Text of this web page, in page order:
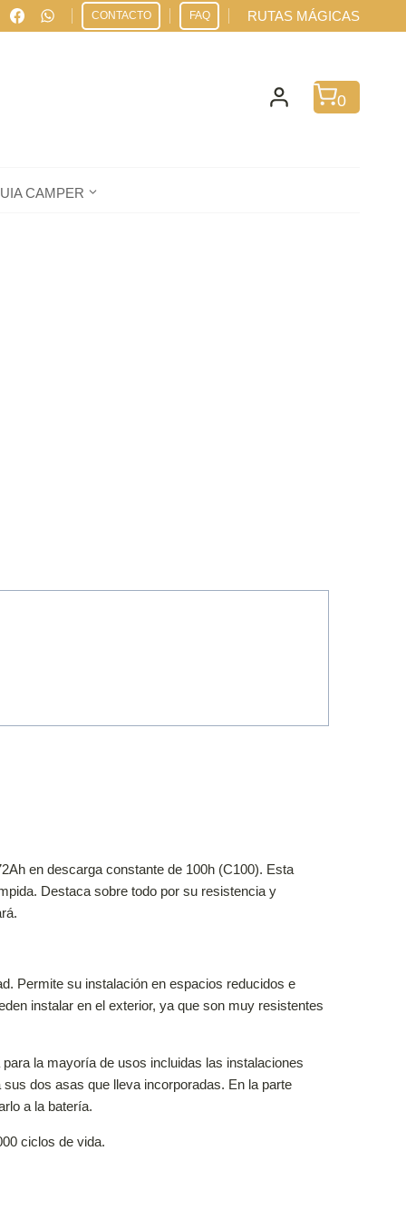
CONTACTO FAQ RUTAS MÁGICAS
0
CAMPER
en descarga constante de 100h (C100). Esta
Destaca sobre todo por su resistencia y
Permite su instalación en espacios reducidos e
instalar en el exterior, ya que son muy resistentes
la mayoría de usos incluidas las instalaciones
dos asas que lleva incorporadas. En la parte
a la batería.
ciclos de vida.